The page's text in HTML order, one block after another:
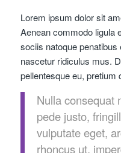
Lorem ipsum dolor sit
Aenean commodo ligula
sociis natoque
nascetur ridiculus mus.
pellentesque eu, pretium
Nulla consequat
pede justo,
vulputate eget,
rhoncus ut,